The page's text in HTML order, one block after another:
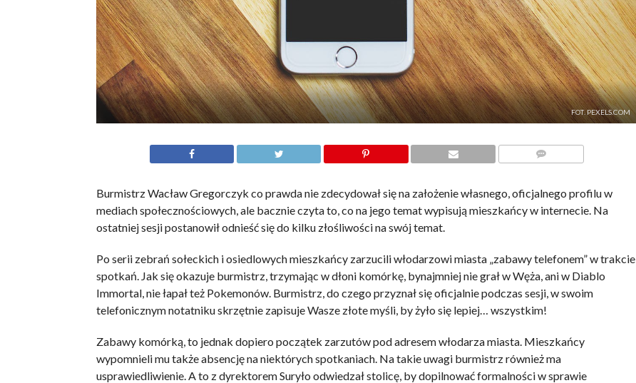
FOT. PEXELS.COM
Burmistrz Wacław Gregorczyk co prawda nie zdecydował się na założenie własnego, oficjalnego profilu w
mediach społecznościowych, ale bacznie czyta to, co na jego temat wypisują mieszkańcy w internecie. Na
ostatniej sesji postanowił odnieść się do kilku złośliwości na swój temat.
Po serii zebrań sołeckich i osiedlowych mieszkańcy zarzucili włodarzowi miasta „zabawy telefonem” w trakcie
spotkań. Jak się okazuje burmistrz, trzymając w dłoni komórkę, bynajmniej nie grał w Węża, ani w Diablo
Immortal, nie łapał też Pokemonów. Burmistrz, do czego przyznał się oficjalnie podczas sesji, w swoim
telefonicznym notatniku skrzętnie zapisuje Wasze złote myśli, by żyło się lepiej… wszystkim!
Zabawy komórką, to jednak dopiero początek zarzutów pod adresem włodarza miasta. Mieszkańcy
wypomnieli mu także absencję na niektórych spotkaniach. Na takie uwagi burmistrz również ma
usprawiedliwienie. A to z dyrektorem Suryło odwiedzał stolicę, by dopilnować formalności w sprawie